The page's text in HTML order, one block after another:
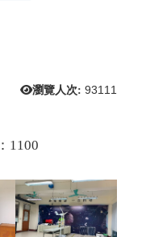
瀏覽人次: 93111